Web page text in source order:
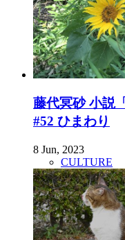
藤代冥砂 小説
#52 ひまわり
8 Jun, 2023
CULTURE